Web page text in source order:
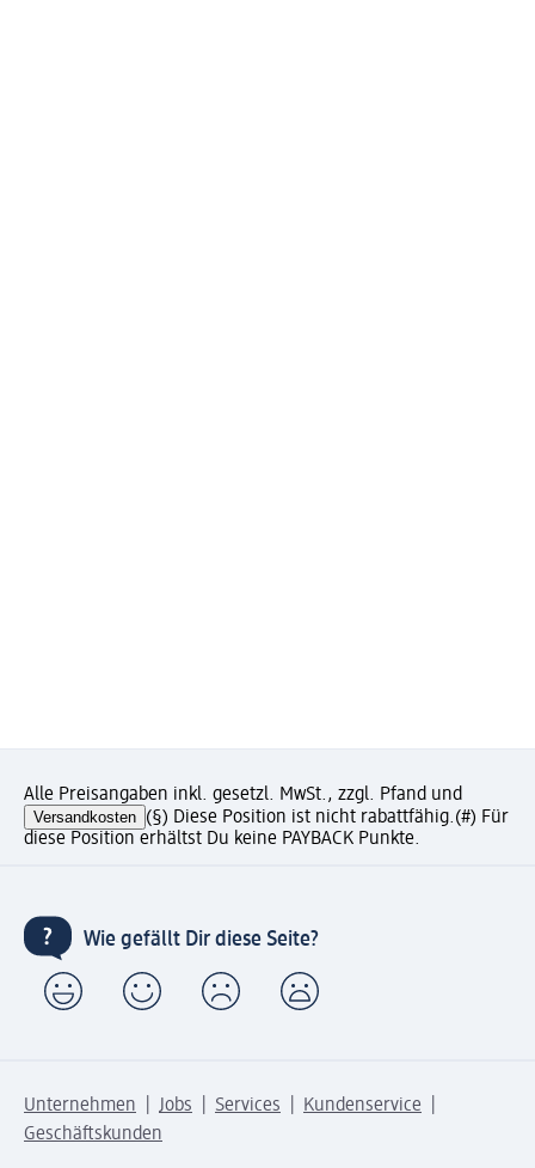
Alle Preisangaben inkl. gesetzl. MwSt., zzgl. Pfand und
Versandkosten (§) Diese Position ist nicht rabattfähig.(#) Für
diese Position erhältst Du keine PAYBACK Punkte.
Wie gefällt Dir diese Seite?
Unternehmen Jobs Services
Kundenservice
Geschäftskunden